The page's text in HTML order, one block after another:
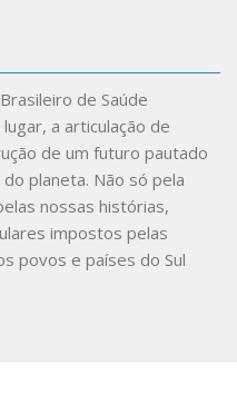
de Saúde
a articulação de
de um futuro pautado
planeta. Não só pela
nossas histórias,
impostos pelas
povos e países do Sul